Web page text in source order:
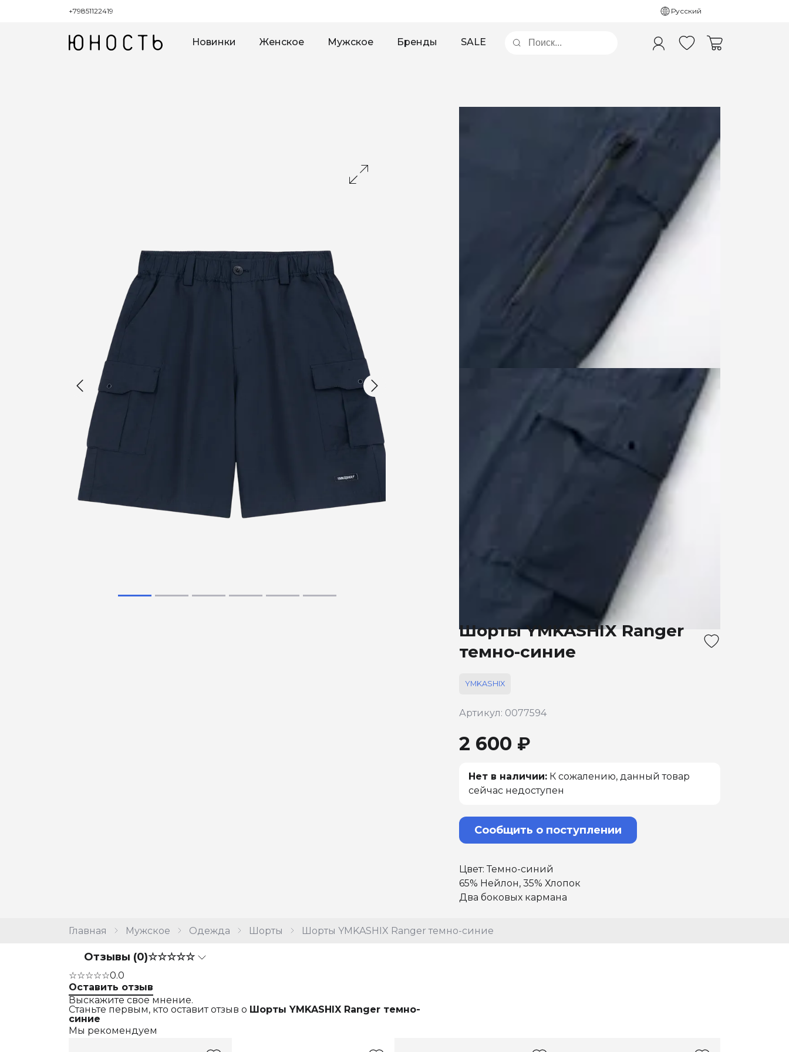
+79851122419 Русский
Новинки Женское Мужское Бренды SALE
Главная Мужское Одежда Шорты Шорты YMKASHIX Ranger темно-синие
Шорты YMKASHIX Ranger
темно-синие
YMKASHIX
Артикул: 0077594
2 600 ₽
Нет в наличии: К сожалению, данный товар
сейчас недоступен
Сообщить о поступлении
Цвет: Темно-синий
65% Нейлон, 35% Хлопок
Два боковых кармана
Отзывы (0)☆☆☆☆☆
☆☆☆☆☆0.0
Оставить отзыв
Выскажите свое мнение.
Станьте первым, кто оставит отзыв о Шорты YMKASHIX Ranger темно-
синие
Мы рекомендуем